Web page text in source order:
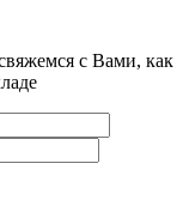
с Вами, как